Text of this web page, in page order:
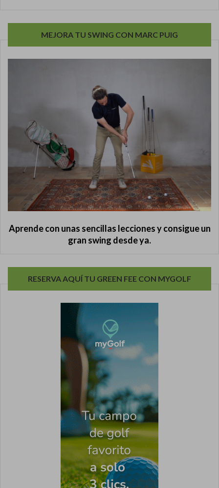
MEJORA TU SWING CON MARC PUIG
Aprende con unas sencillas lecciones y consigue un
gran swing desde ya.
RESERVA AQUÍ TU GREEN FEE CON MYGOLF